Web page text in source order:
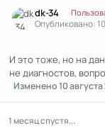
dk-34
Опубликовано:
И это тоже, но на
не диагностов,
Изменено10
1 месяц спустя...